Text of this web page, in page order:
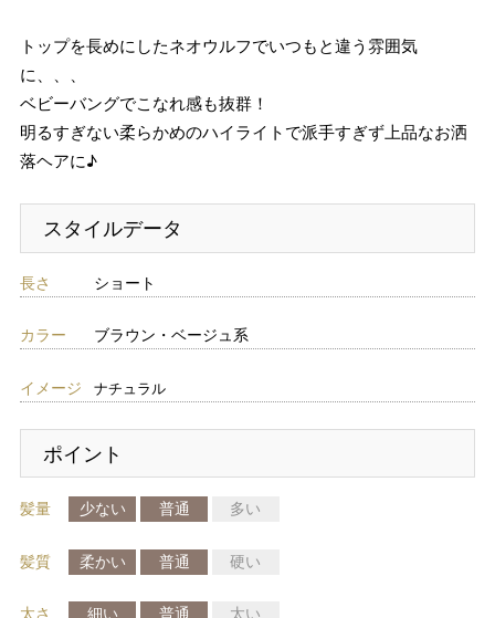
トップを長めにしたネオウルフでいつもと違う雰囲気
に、、、
ベビーバングでこなれ感も抜群！
明るすぎない柔らかめのハイライトで派手すぎず上品なお洒
落ヘアに♪
スタイルデータ
長さ ショート
カラー ブラウン・ベージュ系
イメージ ナチュラル
ポイント
髪量 少ない 普通 多い
髪質 柔かい 普通 硬い
太さ 細い 普通 太い